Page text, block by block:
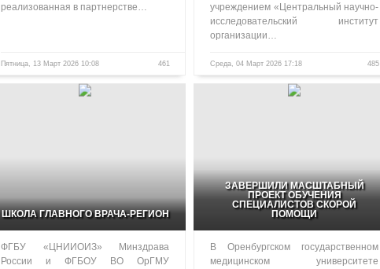
реализованная в партнерстве…
Пятница, 13 Март 2026 10:08 461
учреждением «Центральный научно-
исследовательский институт
организации…
Среда, 04 Март 2026 17:18 485
ШКОЛА ГЛАВНОГО ВРАЧА-РЕГИОН
ФГБУ «ЦНИИОИЗ» Минздрава
России и ФГБОУ ВО ОрГМУ
ЗАВЕРШИЛИ МАСШТАБНЫЙ
ПРОЕКТ ОБУЧЕНИЯ
СПЕЦИАЛИСТОВ СКОРОЙ
ПОМОЩИ
В Оренбургском государственном
медицинском университете